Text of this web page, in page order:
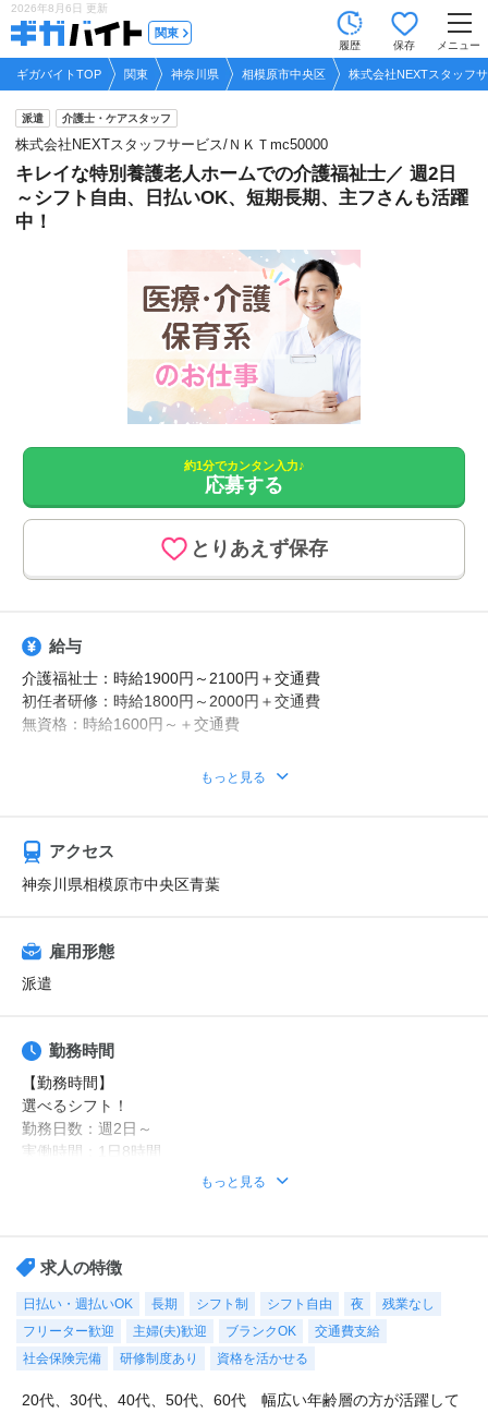
2026年8月6日 更新
関東
履歴 保存 メニュー
ギガバイトTOP 関東 神奈川県 相模原市中央区 株式会社NEXTスタッフ
派遣 介護士・ケアスタッフ
株式会社NEXTスタッフサービス/ＮＫＴmc50000
キレイな特別養護老人ホームでの介護福祉士／ 週2日
～シフト自由、日払いOK、短期長期、主フさんも活躍
中！
約1分でカンタン入力♪
応募する
とりあえず保存
給与
介護福祉士：時給1900円～2100円＋交通費
初任者研修：時給1800円～2000円＋交通費
無資格：時給1600円～＋交通費
資格・経験・募集状況により異なります。
【給与例】
月収例：時給2100円、1日8h、22日勤務=36万9600円
もっと見る
アクセス
神奈川県相模原市中央区青葉
雇用形態
派遣
勤務時間
【勤務時間】
選べるシフト！
勤務日数：週2日～
実働時間：1日8時間
例えば・・・
9-18時（休憩1時間）
10-19時（休憩1時間）
18-翌12時（休憩2時間）
もっと見る
求人の特徴
日払い・週払いOK 長期 シフト制 シフト自由 夜
残業なし
フリーター歓迎
主婦(夫)歓迎 ブランクOK
交通費支給
社会保険完備
研修制度あり 資格を活かせる
20代、30代、40代、50代、60代 幅広い年齢層の方が活躍して